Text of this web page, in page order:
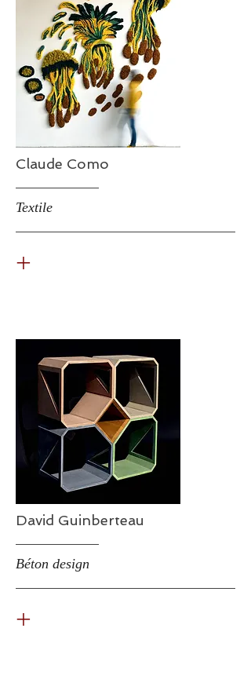
Claude Como
Textile
+
David Guinberteau
Béton design
+